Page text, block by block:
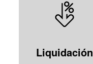
Liquidación